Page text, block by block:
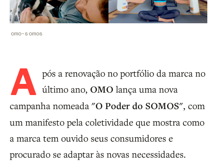
omo-somos
A pós a renovação no portfólio da marca no
último ano, OMO lança uma nova
campanha nomeada "O Poder do SOMOS", com
um manifesto pela coletividade que mostra como
a marca tem ouvido seus consumidores e
procurado se adaptar às novas necessidades.